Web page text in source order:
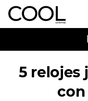
5 relojes